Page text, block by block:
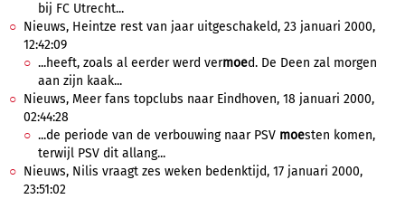
bij FC Utrecht...
Nieuws, Heintze rest van jaar uitgeschakeld, 23 januari 2000,
12:42:09
...heeft, zoals al eerder werd vermoed. De Deen zal morgen
aan zijn kaak...
Nieuws, Meer fans topclubs naar Eindhoven, 18 januari 2000,
02:44:28
...de periode van de verbouwing naar PSV moesten komen,
terwijl PSV dit allang...
Nieuws, Nilis vraagt zes weken bedenktijd, 17 januari 2000,
23:51:02